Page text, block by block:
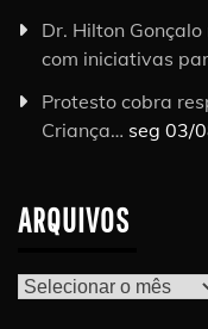
Dr. Hilton
com iniciativas
Protesto cobra
Criança… seg 03/
ARQUIVOS
Arquivos